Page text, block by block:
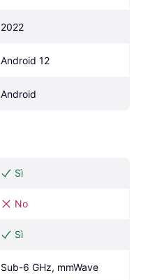
2022
Android 12
Android
Sì
No
Sì
Sub-6 GHz, mmWave